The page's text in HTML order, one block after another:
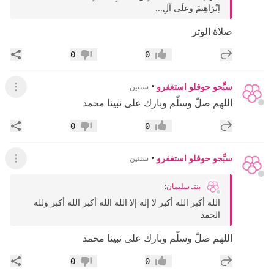
إبْرَاهِيمَ وعلَى آلِ...
صلاة الوتر
إضافة رد جديد إعجاب0 عدم إعجاب
0
سبِّحو حوقلو استغفرو • سنتين عرض
اللهم صلّ وسلّم وبارك على نبينا محمد
إضافة رد جديد إعجاب0 عدم إعجاب
0
سبِّحو حوقلو استغفرو • سنتين عرض
بنتـ سليمان:
الله أكبر الله أكبر لا إله إلا الله الله أكبر الله أكبر ولله
الحمد
اللهم صلّ وسلّم وبارك على نبينا محمد
إضافة رد جديد إعجاب0 عدم إعجاب
0